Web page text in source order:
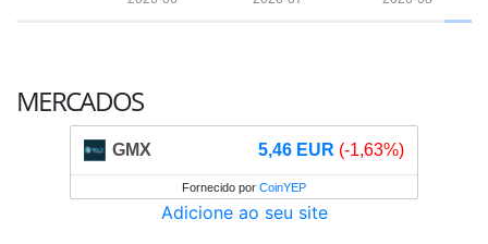
MERCADOS
GMX 5,46 EUR (-1,63%)
Fornecido por CoinYEP
Adicione ao seu site